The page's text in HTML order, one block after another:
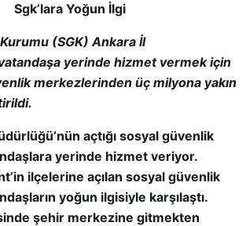
Sgk’lara Yoğun İlgi
(SGK) Ankara İl
yerinde hizmet vermek için
merkezlerinden üç milyona yakın
açtığı sosyal güvenlik
yerinde hizmet veriyor.
ilçelerine açılan sosyal güvenlik
yoğun ilgisiyle karşılaştı.
şehir merkezine gitmekten